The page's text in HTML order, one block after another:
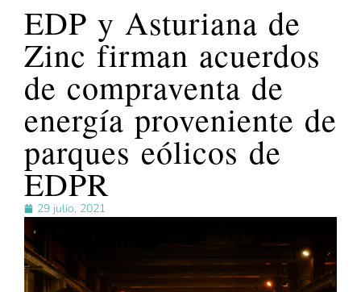
EDP y Asturiana de
Zinc firman acuerdos
de compraventa de
energía proveniente de
parques eólicos de
EDPR
29 julio, 2021